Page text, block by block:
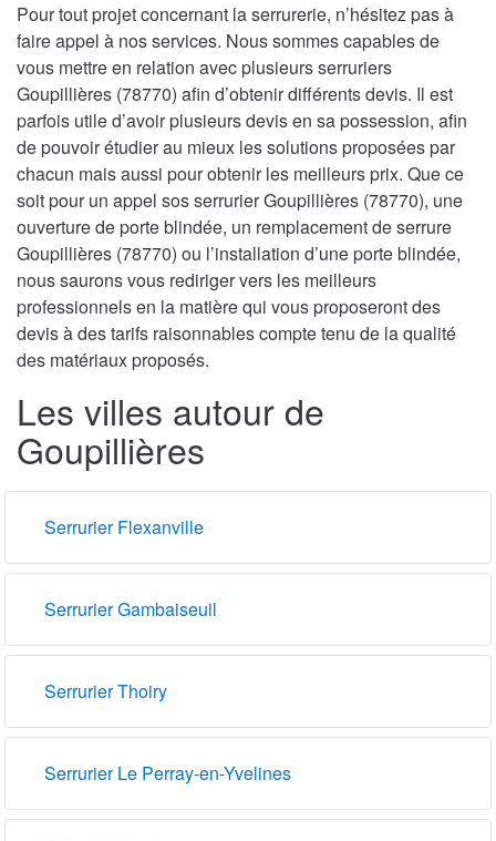
Pour tout projet concernant la serrurerie, n’hésitez pas à
faire appel à nos services. Nous sommes capables de
vous mettre en relation avec plusieurs serruriers
Goupillières (78770) afin d’obtenir différents devis. Il est
parfois utile d’avoir plusieurs devis en sa possession, afin
de pouvoir étudier au mieux les solutions proposées par
chacun mais aussi pour obtenir les meilleurs prix. Que ce
soit pour un appel sos serrurier Goupillières (78770), une
ouverture de porte blindée, un remplacement de serrure
Goupillières (78770) ou l’installation d’une porte blindée,
nous saurons vous rediriger vers les meilleurs
professionnels en la matière qui vous proposeront des
devis à des tarifs raisonnables compte tenu de la qualité
des matériaux proposés.
Les villes autour de
Goupillières
Serrurier Flexanville
Serrurier Gambaiseuil
Serrurier Thoiry
Serrurier Le Perray-en-Yvelines